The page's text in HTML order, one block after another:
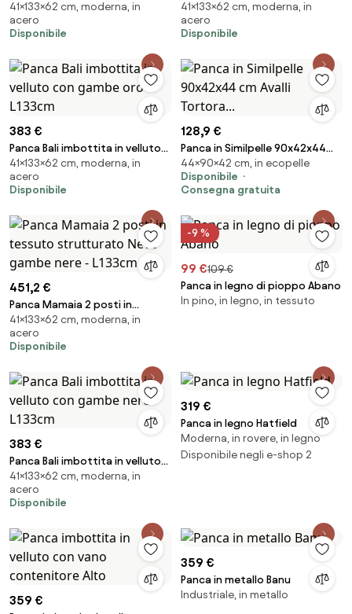
tessuto Bouclé gambe nere -
L133cm
41×133×62 cm, moderna, in
acero
Disponibile
strutturato con gambe nere -
L133cm
41×133×62 cm, moderna, in
acero
Disponibile
383 €
Panca Bali imbottita in velluto
con gambe oro - L133cm
41×133×62 cm, moderna, in
acero
Disponibile
128,9 €
Panca in Similpelle 90x42x44
cm Avalli Tortora...
44×90×42 cm, in ecopelle
Disponibile
Consegna gratuita
451,2 €
Panca Mamaia 2 posti in
tessuto strutturato Neve
gambe nere - L133cm
41×133×62 cm, moderna, in
acero
Disponibile
-9 %
99 €109 €
Panca in legno di pioppo Abano
In pino, in legno, in tessuto
383 €
Panca Bali imbottita in velluto
con gambe nere - L133cm
41×133×62 cm, moderna, in
acero
Disponibile
319 €
Panca in legno Hatfield
Moderna, in rovere, in legno
Disponibile negli e-shop 2
359 €
359 €
Panca in metallo Banu
Industriale, in metallo